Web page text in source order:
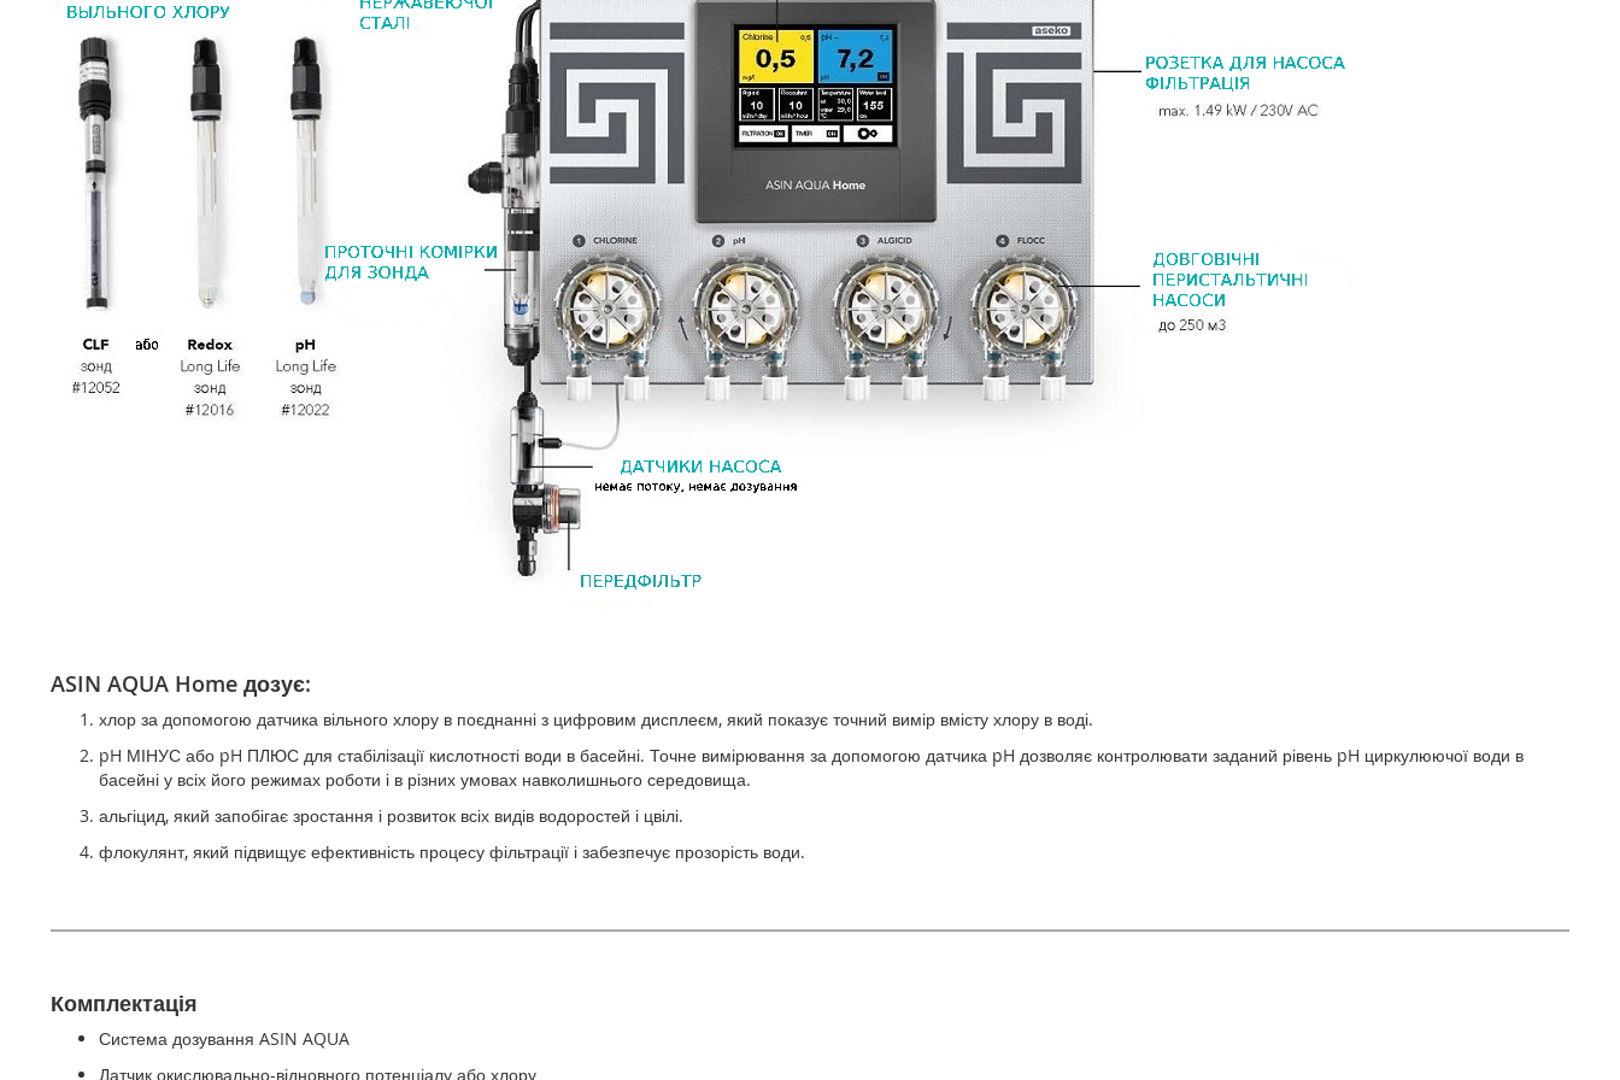
ASIN AQUA Home дозує:
хлор за допомогою датчика вільного хлору в поєднанні з цифровим дисплеєм, який показує точний вимір вмісту хлору в воді.
pH МІНУС або pH ПЛЮС для стабілізації кислотності води в басейні. Точне вимірювання за допомогою датчика pH дозволяє контролювати заданий рівень pH циркулюючої води в
басейні у всіх його режимах роботи і в різних умовах навколишнього середовища.
альгіцид, який запобігає зростання і розвиток всіх видів водоростей і цвілі.
флокулянт, який підвищує ефективність процесу фільтрації і забезпечує прозорість води.
Комплектація
Система дозування ASIN AQUA
Датчик окислювально-відновного потенціалу або хлору